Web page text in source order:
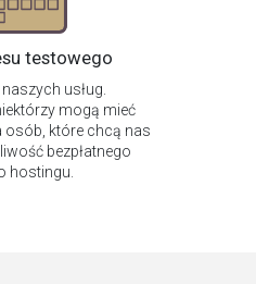
testowego
usług.
mogą mieć
osób, które chcą nas
bezpłatnego
hostingu.